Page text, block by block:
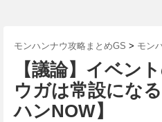
モンハンナウ攻略まとめGS > モン
【議論】イベン
ウガは常設にな
ハンNOW】